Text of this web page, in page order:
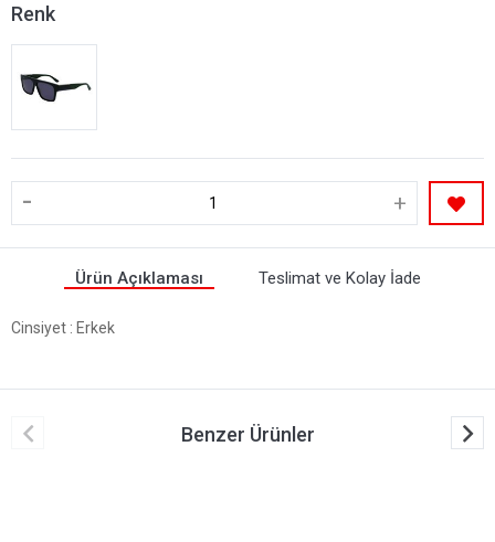
Renk
- +
Ürün Açıklaması Teslimat ve Kolay İade
Cinsiyet : Erkek
Benzer Ürünler